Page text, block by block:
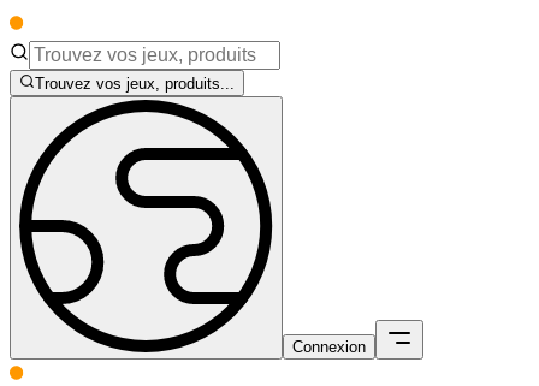
Trouvez vos jeux, produits...
Connexion